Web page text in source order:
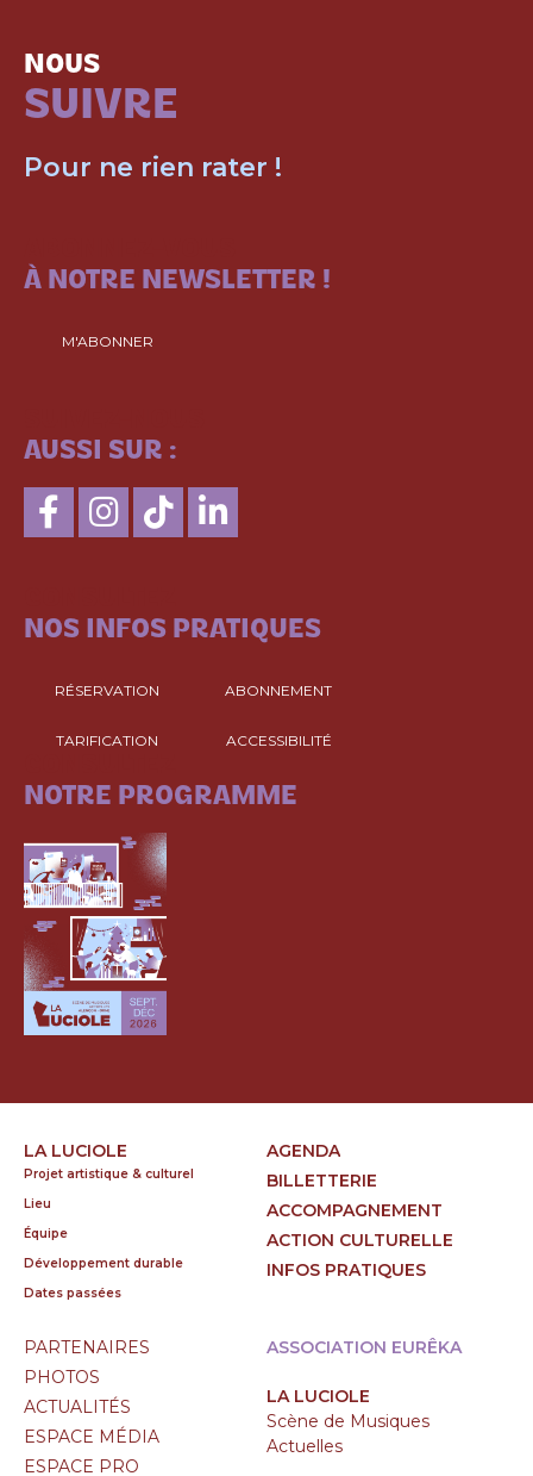
NOUS
SUIVRE
Pour ne rien rater !
À NOTRE NEWSLETTER !
M'ABONNER
AUSSI SUR :
NOS INFOS PRATIQUES
RÉSERVATION ABONNEMENT
TARIFICATION ACCESSIBILITÉ
NOTRE PROGRAMME
LA LUCIOLE
Projet artistique & culturel
Lieu
Équipe
Développement durable
Dates passées
AGENDA
BILLETTERIE
ACCOMPAGNEMENT
ACTION CULTURELLE
INFOS PRATIQUES
PARTENAIRES
PHOTOS
ACTUALITÉS
ESPACE MÉDIA
ESPACE PRO
ASSOCIATION EURÊKA
LA LUCIOLE
Scène de Musiques
Actuelles